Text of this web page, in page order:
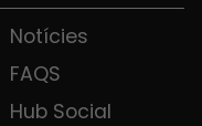
Notícies
FAQS
Hub Social